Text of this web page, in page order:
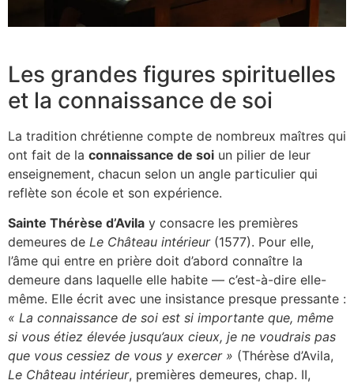
Les grandes figures spirituelles
et la connaissance de soi
La tradition chrétienne compte de nombreux maîtres qui
ont fait de la connaissance de soi un pilier de leur
enseignement, chacun selon un angle particulier qui
reflète son école et son expérience.
Sainte Thérèse d’Avila y consacre les premières
demeures de Le Château intérieur(1577). Pour elle,
l’âme qui entre en prière doit d’abord connaître la
demeure dans laquelle elle habite — c’est-à-dire elle-
même. Elle écrit avec une insistance presque pressante :
« La connaissance de soi est si importante que, même
si vous étiez élevée jusqu’aux cieux, je ne voudrais pas
que vous cessiez de vous y exercer » (Thérèse d’Avila,
Le Château intérieur, premières demeures, chap. II,